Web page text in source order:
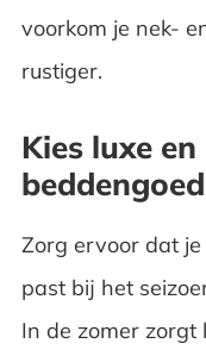
voorkom je nek-
rustiger.
Kies luxe
beddengoed
Zorg ervoor dat
past bij het
In de zomer zorgt